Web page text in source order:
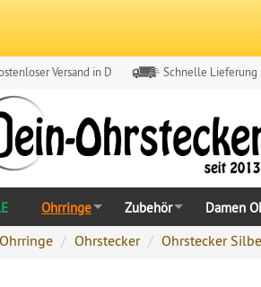
Versand in D Schnelle Lieferung
Ohrringe Zubehör Damen
Ohrringe Ohrstecker Ohrstecker